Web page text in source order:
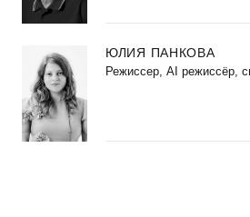
ЮЛИЯ ПАНКОВА
Режиссер, AI режиссёр,